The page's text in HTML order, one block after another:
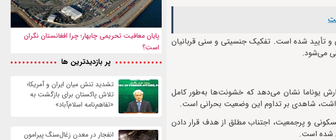
و تأیید شده است. تفکیک جنسیتی و سنی قربانیان
یوناما نشان می‌دهد که خشونت‌ها به‌طور کامل
و پرجمعیت، اجتناب مطلق از هدف قرار دادن
شده است.
پایان معافیت تحریمی‌ چابهار؛ چرا افغانستان نگران
است؟
پر بازدیدترین ها
تشدید تنش میان ایران و آمریکا؛
تلاش پاکستان برای بازگشت به
«تفاهم‌نامه اسلام‌آباد»
انفجار در معدن زغال‌سنگ پیرامون